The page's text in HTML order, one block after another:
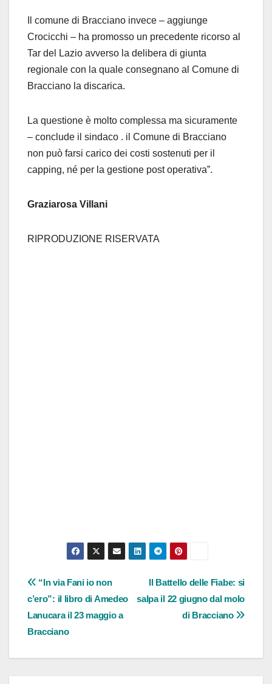
Il comune di Bracciano invece – aggiunge
Crocicchi – ha promosso un precedente ricorso al
Tar del Lazio avverso la delibera di giunta
regionale con la quale consegnano al Comune di
Bracciano la discarica.
La questione è molto complessa ma sicuramente
– conclude il sindaco . il Comune di Bracciano
non può farsi carico dei costi sostenuti per il
capping, né per la gestione post operativa”.
Graziarosa Villani
RIPRODUZIONE RISERVATA
Navigazione
articoli
Il Battello delle Fiabe: si
salpa il 22 giugno dal molo
di Bracciano
“In via Fani io non
c’ero”: il libro di Amedeo
Lanucara il 23 maggio a
Bracciano